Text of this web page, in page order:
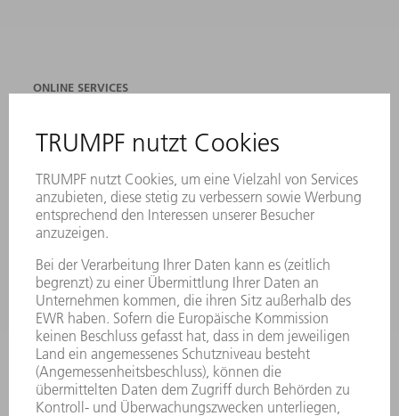
ONLINE SERVICES
STANDORTE
NEWSLETTER-ANMELDUNG
MYTRUMPF
SICHERHEITSDATENBLÄTTER
PRODUKTE
LASER
LEISTUNGSELEKTRONIK
ELEKTROWERKZEUGE
SMART FACTORY
SOFTWARE
SERVICES
ANWENDUNGEN
BRANCHEN
UNTERNEHMEN